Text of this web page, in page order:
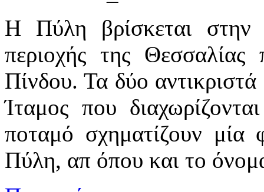
Η Πύλη βρίσκεται στην
περιοχής της
Πίνδου. Τα δύο
Ίταμος που
ποταμό σχηματίζουν μία
Πύλη, απ όπου και το